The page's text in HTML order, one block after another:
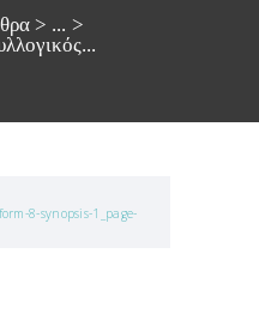
...
8-synopsis-1_page-